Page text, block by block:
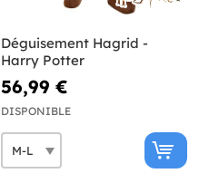
Déguisement Hagrid -
Harry Potter
56,99 €
DISPONIBLE